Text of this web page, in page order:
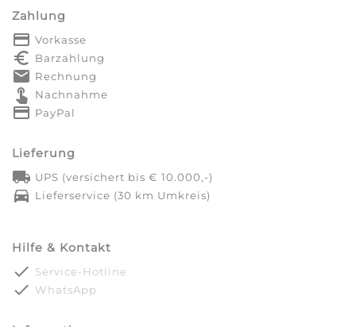
Zahlung
payment Vorkasse
euro_symbol Barzahlung
markunread Rechnung
touch_app Nachnahme
credit_card PayPal
Lieferung
local_shipping UPS (versichert bis € 10.000,-)
directions_car Lieferservice (30 km Umkreis)
Hilfe & Kontakt
done Service-Hotline
done WhatsApp